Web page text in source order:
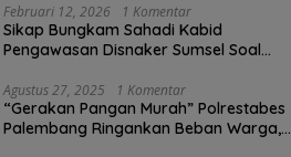
Februari 12, 2026 1 Komentar
Sikap Bungkam Sahadi Kabid
Pengawasan Disnaker Sumsel Soal
Pengawasan K3?
Agustus 27, 2025 1 Komentar
“Gerakan Pangan Murah” Polrestabes
Palembang Ringankan Beban Warga,